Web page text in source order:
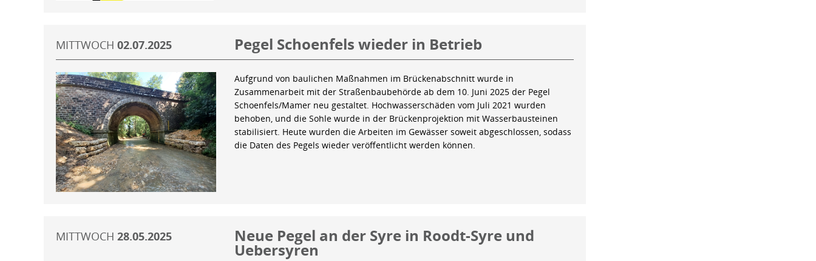
MITTWOCH 02.07.2025 Pegel Schoenfels wieder in Betrieb
Aufgrund von baulichen Maßnahmen im Brückenabschnitt wurde in
Zusammenarbeit mit der Straßenbaubehörde ab dem 10. Juni 2025 der Pegel
Schoenfels/Mamer neu gestaltet. Hochwasserschäden vom Juli 2021 wurden
behoben, und die Sohle wurde in der Brückenprojektion mit Wasserbausteinen
stabilisiert. Heute wurden die Arbeiten im Gewässer soweit abgeschlossen, sodass
die Daten des Pegels wieder veröffentlicht werden können.
MITTWOCH 28.05.2025 Neue Pegel an der Syre in Roodt-Syre und
Uebersyren